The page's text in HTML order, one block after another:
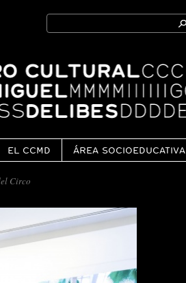
Search
for:
EL CCMD ÁREA SOCIOEDUCATIVA
Circo